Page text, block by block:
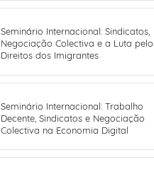
Seminário Internacional: Sindicatos,
Negociação Colectiva e a Luta
Direitos dos Imigrantes
Seminário Internacional: Trabalho
Decente, Sindicatos e Negociação
Colectiva na Economia Digital